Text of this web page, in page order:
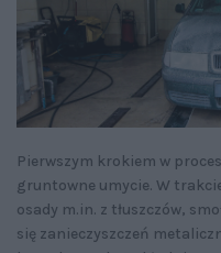
Pierwszym krokiem w
gruntowne umycie. W
osady m.in. z tłuszczów,
się zanieczyszczeń